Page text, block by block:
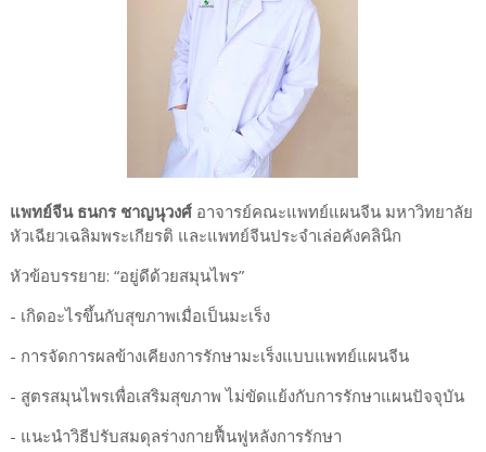
แพทย์จีน ธนกร ชาญนุวงศ์ อาจารย์คณะแพทย์แผนจีน มหาวิทยาลัย
หัวเฉียวเฉลิมพระเกียรติ และแพทย์จีนประจำเล่อคังคลินิก
หัวข้อบรรยาย: “อยู่ดีด้วยสมุนไพร”
- เกิดอะไรขึ้นกับสุขภาพเมื่อเป็นมะเร็ง
- การจัดการผลข้างเคียงการรักษามะเร็งแบบแพทย์แผนจีน
- สูตรสมุนไพรเพื่อเสริมสุขภาพ ไม่ขัดแย้งกับการรักษาแผนปัจจุบัน
- แนะนำวิธีปรับสมดุลร่างกายฟื้นฟูหลังการรักษา